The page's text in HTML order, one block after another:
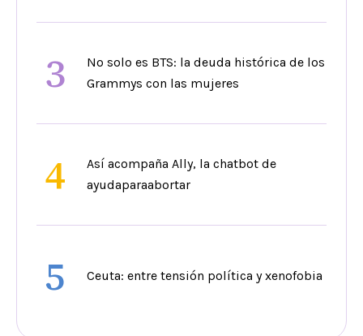
3
No solo es BTS: la deuda histórica de los
Grammys con las mujeres
4
Así acompaña Ally, la chatbot de
ayudaparaabortar
5 Ceuta: entre tensión política y xenofobia